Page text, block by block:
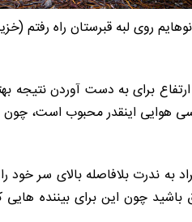
روی لبه قبرستان راه رفتم
برای به دست آوردن نتیجه
هوایی اینقدر محبوب است، چون
به ندرت بلافاصله بالای سر
باشید چون این برای بیننده